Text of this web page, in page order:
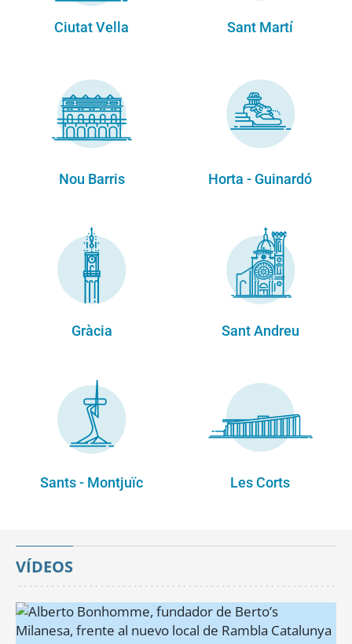
Ciutat Vella Sant Martí
Nou Barris Horta - Guinardó
Gràcia Sant Andreu
Sants - Montjuïc Les Corts
VÍDEOS